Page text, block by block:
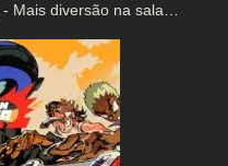
Mais diversão na sala…